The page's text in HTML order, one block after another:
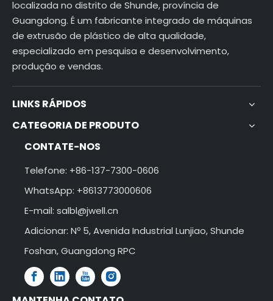
localizada no distrito de Shunde, província de
Guangdong. É um fabricante integrado de máquinas
de extrusão de plástico de alta qualidade,
especializado em pesquisa e desenvolvimento,
produção e vendas.
LINKS RÁPIDOS
CATEGORIA DE PRODUTO
CONTATE-NOS
Telefone: +86-137-7300-0606
WhatsApp: +8613773000606
E-mail: salbl@jwell.cn
Adicionar: Nº 5, Avenida Industrial Lunjiao, Shunde
Foshan, Guangdong RPC